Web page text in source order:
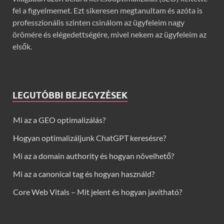
fel a figyelmemet. Ezt sikeresen megtanultam és azóta is
professzionális szinten csinálom az ügyfeleim nagy
örömére és elégedettségére, mivel nekem az ügyfeleim az
elsők.
LEGUTÓBBI BEJEGYZÉSEK
Mi az a GEO optimalizálás?
Hogyan optimalizáljunk ChatGPT keresésre?
Mi az a domain authority és hogyan növelhető?
Mi az a canonical tag és hogyan használd?
Core Web Vitals – Mit jelent és hogyan javítható?